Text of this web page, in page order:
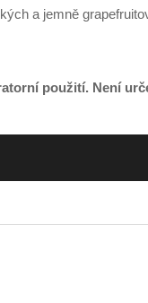
a jemně
použití. Není